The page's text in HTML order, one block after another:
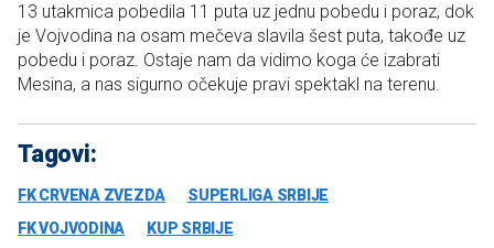
13 utakmica pobedila 11 puta uz jednu pobedu i poraz, dok
je Vojvodina na osam mečeva slavila šest puta, takođe uz
pobedu i poraz. Ostaje nam da vidimo koga će izabrati
Mesina, a nas sigurno očekuje pravi spektakl na terenu.
Tagovi:
FK CRVENA ZVEZDA
SUPERLIGA SRBIJE
FK VOJVODINA
KUP SRBIJE